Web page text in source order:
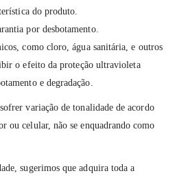
do produto.
por desbotamento.
como cloro, água sanitária, e outros
o efeito da proteção ultravioleta
e degradação.
variação de tonalidade de acordo
ou celular, não se enquadrando como
sugerimos que adquira toda a